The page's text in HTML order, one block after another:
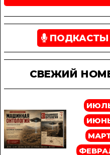
ПОДКАСТЫ
СВЕЖИЙ